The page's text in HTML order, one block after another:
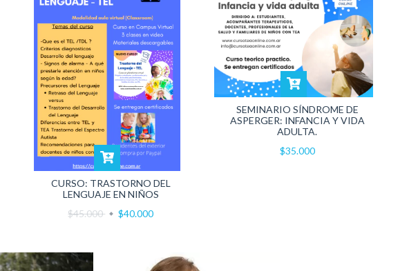
CURSO: TRASTORNO DEL
LENGUAJE EN NIÑOS
$45.000
$40.000
SEMINARIO SÍNDROME DE
ASPERGER: INFANCIA Y VIDA
ADULTA.
$35.000